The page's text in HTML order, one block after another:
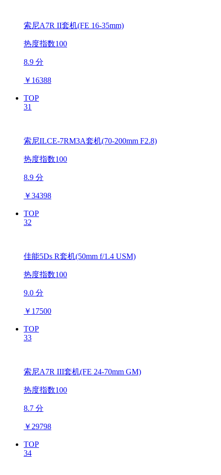
索尼A7R II套机(FE 16-35mm)
热度指数100
8.9 分
￥ 16388
TOP
31
索尼ILCE-7RM3A套机(70-200mm F2.8)
热度指数100
8.9 分
￥34398
TOP
32
佳能5Ds R套机(50mm f/1.4 USM)
热度指数100
9.0 分
￥ 17500
TOP
33
索尼A7R III套机(FE 24-70mm GM)
热度指数100
8.7 分
￥ 29798
TOP
34